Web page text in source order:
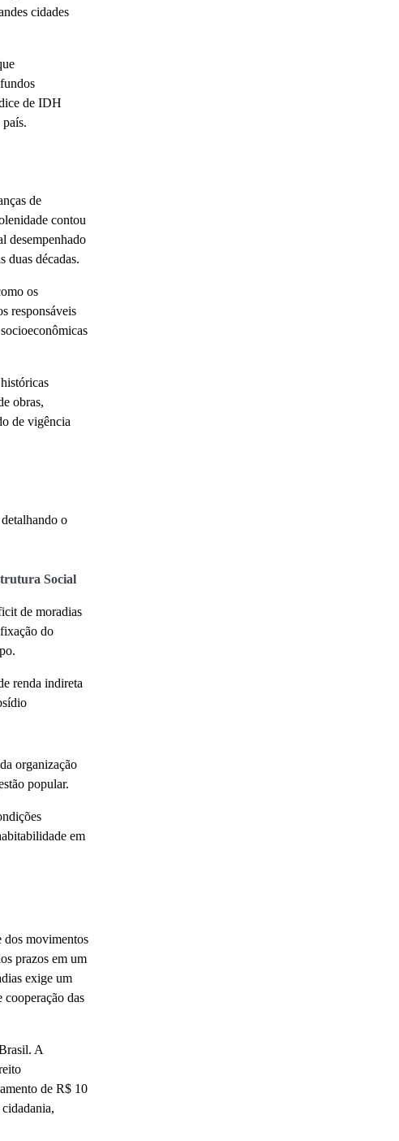
cidades
de IDH
de
contou
desempenhado
duas décadas.
os
responsáveis
obras,
de vigência
o
Social
de moradias
do
renda indireta
organização
popular.
em
dos movimentos
prazos em um
exige um
das
A
de R$ 10